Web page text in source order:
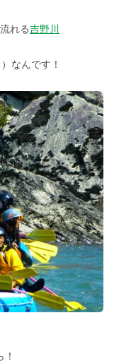
れる吉野川
なんです！